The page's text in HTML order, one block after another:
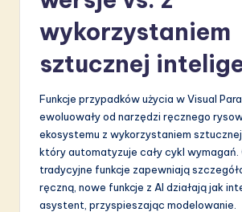
wykorzystaniem
sztucznej
Funkcje przypadków użycia w Visual
ewoluowały od narzędzi ręcznego
ekosystemu z wykorzystaniem sztucznej
który automatyzuje cały cykl wymagań.
tradycyjne funkcje zapewniają
ręczną, nowe funkcje z AI działają jak
asystent, przyspieszając modelowanie.